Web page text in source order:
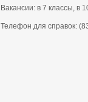
Вакансии: в 7 классы, в
Телефон для справок: